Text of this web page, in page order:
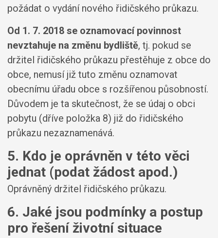
požádat o vydání nového řidičského průkazu.
Od 1. 7. 2018 se oznamovací povinnost
nevztahuje na změnu bydliště, tj. pokud se
držitel řidičského průkazu přestěhuje z obce do
obce, nemusí již tuto změnu oznamovat
obecnímu úřadu obce s rozšířenou působností.
Důvodem je ta skutečnost, že se údaj o obci
pobytu (dříve položka 8) již do řidičského
průkazu nezaznamenává.
5. Kdo je oprávněn v této věci
jednat (podat žádost apod.)
Oprávněný držitel řidičského průkazu.
6. Jaké jsou podmínky a postup
pro řešení životní situace